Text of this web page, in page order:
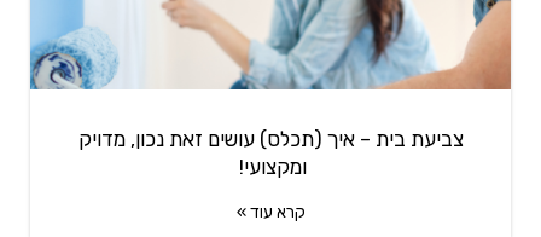
צביעת בית – איך (תכלס) עושים זאת נכון, מדויק
ומקצועי!
קרא עוד »